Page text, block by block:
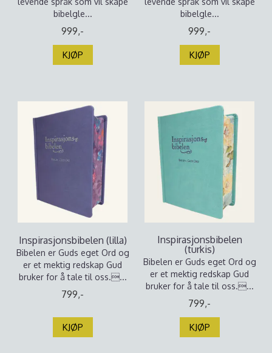
bibelgle...
999,-
KJØP
bibelgle...
999,-
KJØP
Inspirasjonsbibelen (lilla)
Bibelen er Guds eget Ord og
er et mektig redskap Gud
bruker for å tale til oss....
799,-
KJØP
Inspirasjonsbibelen
(turkis)
Bibelen er Guds eget Ord og
er et mektig redskap Gud
bruker for å tale til oss....
799,-
KJØP